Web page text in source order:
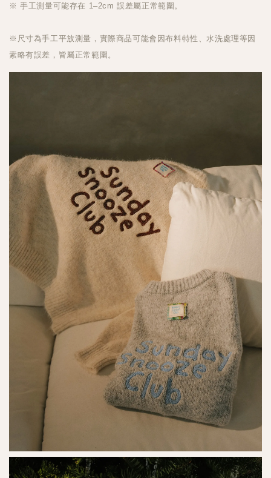
※ 手工測量可能存在 1–2cm 誤差屬正常範圍。
※尺寸為手工平放測量，實際商品可能會因布料特性、水洗處理等因
素略有誤差，皆屬正常範圍。